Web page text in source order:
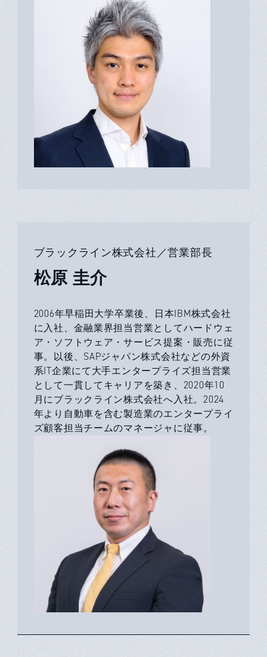
ブラックライン株式会社／営業部長
松原 圭介
2006年早稲田大学卒業後、日本IBM株式会社
に入社、金融業界担当営業としてハードウェ
ア・ソフトウェア・サービス提案・販売に従
事。以後、SAPジャパン株式会社などの外資
系IT企業にて大手エンタープライズ担当営業
として一貫してキャリアを築き、2020年10
月にブラックライン株式会社へ入社。2024
年より自動車を含む製造業のエンタープライ
ズ顧客担当チームのマネージャに従事。